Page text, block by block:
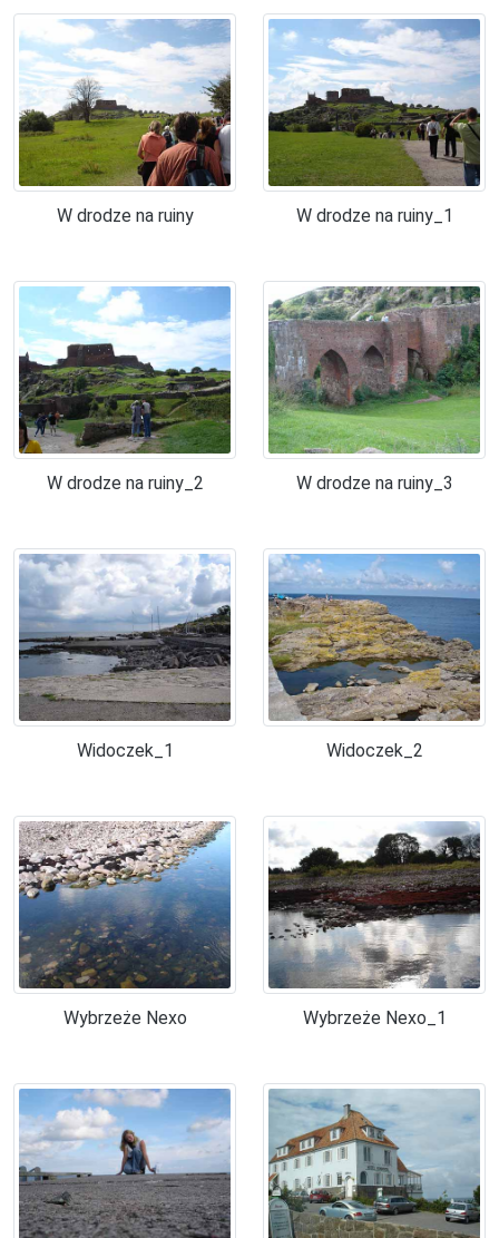
W drodze na ruiny W drodze na ruiny_1
W drodze na ruiny_2 W drodze na ruiny_3
Widoczek_1 Widoczek_2
Wybrzeże Nexo Wybrzeże Nexo_1